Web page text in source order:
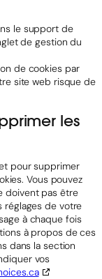
le support de
de gestion du
de cookies par
site web risque de
les
pour supprimer
Vous pouvez
doivent pas être
réglages de votre
à chaque fois
à propos de ces
dans la section
vos